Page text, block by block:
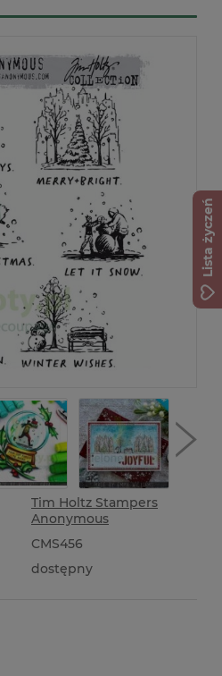
Tim Holtz Stampers
Anonymous
CMS456
dostępny
Lista życzeń